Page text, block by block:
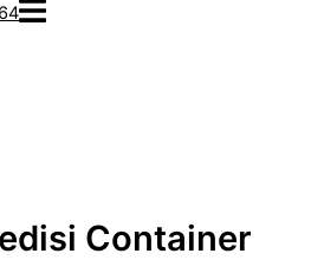
Container